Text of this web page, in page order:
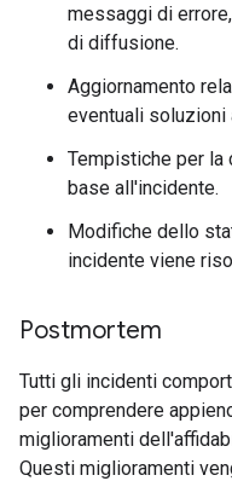
messaggi di
di diffusione.
Aggiornamento
eventuali soluzioni
Tempistiche per la
base all'incidente.
Modifiche dello
incidente viene
Postmortem
Tutti gli incidenti
per comprendere
miglioramenti
Questi miglioramenti